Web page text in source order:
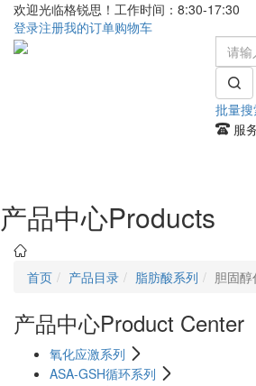
欢迎光临格锐思！工作时间：8:30-17:30
登录注册我的订单购物车
批量
服
产品中心Products
首页 产品目录 脂肪酸系列 胆固
产品中心Product Center
氧化应激系列
ASA-GSH循环系列